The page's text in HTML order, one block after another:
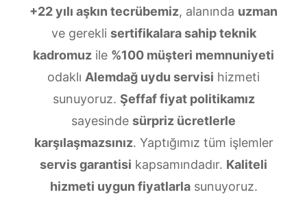
+22 yılı aşkın tecrübemiz, alanında uzman
ve gerekli sertifikalara sahip teknik
kadromuz ile %100 müşteri memnuniyeti
odaklı Alemdağ uydu servisi hizmeti
sunuyoruz. Şeffaf fiyat politikamız
sayesinde sürpriz ücretlerle
karşılaşmazsınız. Yaptığımız tüm işlemler
servis garantisi kapsamındadır. Kaliteli
hizmeti uygun fiyatlarlasunuyoruz.